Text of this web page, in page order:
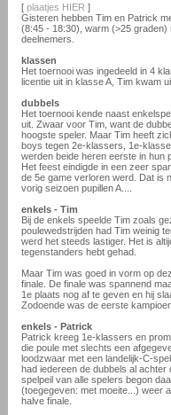
English
[ plaatjes HIER ]
Gisteren hebben Tim en Patrick
(8:45 - 18:30), warm (>25
deelnemers.
klassen
Het toernooi was ingedeeld in 4
licentie uit in klasse A, Tim kwam
dubbels
Het toernooi kende naast
uit. Zwaar voor Tim, want de
hoogste speler. Maar Tim heeft
boys tegen 2e-klassers, 1e-
werden beide heren eerste in hun
Het feest eindigde in een zeer
de 5e game verloren werd. Dat is
vorig seizoen pupillen A....
enkels - Tim
Bij de enkels speelde Tim zoals
poulewedstrijden had Tim weinig
werd het steeds lastiger. Het is
tegenstanders hebt gehad.
Maar Tim was goed in vorm op
finale. De finale was spannend
1e plaats nog af te geven en hij
Zodoende was de eerste
enkels - Patrick
Patrick kreeg 1e-klassers en
die poule met slechts een
loodzwaar met een landelijk-C-
had iedereen de dubbels al
spelpeil van alle spelers begon
(toegegeven: met moeite...) weer
halve finale.